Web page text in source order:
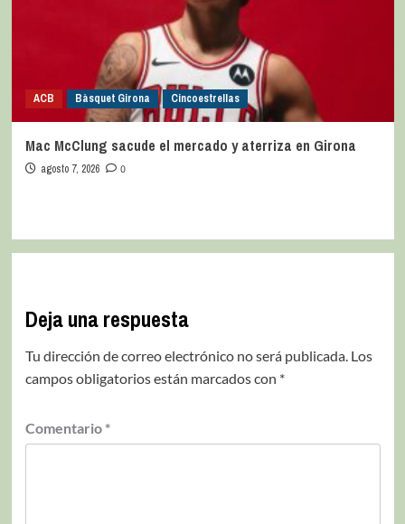
ACB Bàsquet Girona Cincoestrellas
Mac McClung sacude el mercado y aterriza en Girona
agosto 7, 2026 0
Deja una respuesta
Tu dirección de correo electrónico no será publicada. Los
campos obligatorios están marcados con *
Comentario *